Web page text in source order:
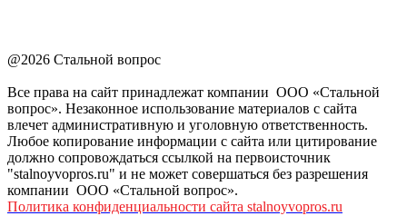
@2026 Стальной вопрос
Все права на сайт принадлежат компании ООО «Стальной
вопрос». Незаконное использование материалов с сайта
влечет административную и уголовную ответственность.
Любое копирование информации с сайта или цитирование
должно сопровождаться ссылкой на первоисточник
"stalnoyvopros.ru" и не может совершаться без разрешения
компании ООО «Стальной вопрос».
Политика конфиденциальности сайта stalnoyvopros.ru